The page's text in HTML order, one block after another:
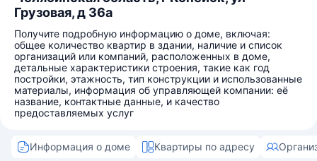
Грузовая, д 36а
Получите подробную информацию о доме, включая:
общее количество квартир в здании, наличие и список
организаций или компаний, расположенных в доме,
детальные характеристики строения, такие как год
постройки, этажность, тип конструкции и использованные
материалы, информация об управляющей компании: её
название, контактные данные, и качество
предоставляемых услуг
Информация о доме Квартиры по адресу